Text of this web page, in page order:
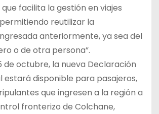
facilita la gestión en viajes
reutilizar la
anteriormente, ya sea del
o de otra persona”.
de octubre, la nueva Declaración
estará disponible para pasajeros,
que ingresen a la región a
fronterizo de Colchane,